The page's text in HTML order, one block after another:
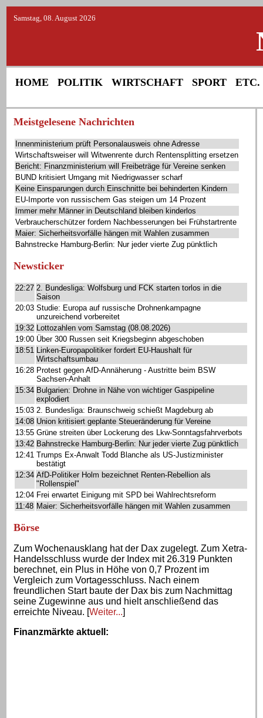
Samstag, 08. August 2026
HOME POLITIK WIRTSCHAFT SPORT ETC.
Meistgelesene Nachrichten
Innenministerium prüft Personalausweis ohne Adresse
Wirtschaftsweiser will Witwenrente durch Rentensplitting ersetzen
Bericht: Finanzministerium will Freibeträge für Vereine senken
BUND kritisiert Umgang mit Niedrigwasser scharf
Keine Einsparungen durch Einschnitte bei behinderten Kindern
EU-Importe von russischem Gas steigen um 14 Prozent
Immer mehr Männer in Deutschland bleiben kinderlos
Verbraucherschützer fordern Nachbesserungen bei Frühstartrente
Maier: Sicherheitsvorfälle hängen mit Wahlen zusammen
Bahnstrecke Hamburg-Berlin: Nur jeder vierte Zug pünktlich
Newsticker
22:27 2. Bundesliga: Wolfsburg und FCK starten torlos in die
Saison
20:03 Studie: Europa auf russische Drohnenkampagne
unzureichend vorbereitet
19:32 Lottozahlen vom Samstag (08.08.2026)
19:00 Über 300 Russen seit Kriegsbeginn abgeschoben
18:51 Linken-Europapolitiker fordert EU-Haushalt für
Wirtschaftsumbau
16:28 Protest gegen AfD-Annäherung - Austritte beim BSW
Sachsen-Anhalt
15:34 Bulgarien: Drohne in Nähe von wichtiger Gaspipeline
explodiert
15:03 2. Bundesliga: Braunschweig schießt Magdeburg ab
14:08 Union kritisiert geplante Steueränderung für Vereine
13:55 Grüne streiten über Lockerung des Lkw-Sonntagsfahrverbots
13:42 Bahnstrecke Hamburg-Berlin: Nur jeder vierte Zug pünktlich
12:41 Trumps Ex-Anwalt Todd Blanche als US-Justizminister
bestätigt
12:34 AfD-Politiker Holm bezeichnet Renten-Rebellion als
"Rollenspiel"
12:04 Frei erwartet Einigung mit SPD bei Wahlrechtsreform
11:48 Maier: Sicherheitsvorfälle hängen mit Wahlen zusammen
Börse
Zum Wochenausklang hat der Dax zugelegt. Zum Xetra-
Handelsschluss wurde der Index mit 26.319 Punkten
berechnet, ein Plus in Höhe von 0,7 Prozent im
Vergleich zum Vortagesschluss. Nach einem
freundlichen Start baute der Dax bis zum Nachmittag
seine Zugewinne aus und hielt anschließend das
erreichte Niveau. [Weiter...]
Finanzmärkte aktuell :